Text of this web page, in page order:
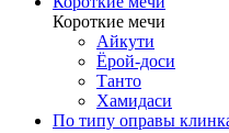
Короткие мечи
Айкути
Ёрой-доси
Танто
Хамидаси
По типу оправы